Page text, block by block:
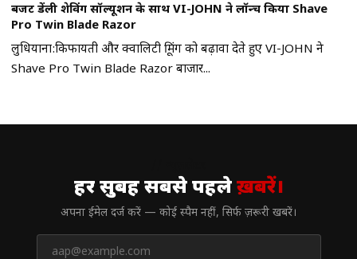
बजट फ्रेंडली शेविंग सॉल्यूशन के साथ VI-JOHN ने लॉन्च किया Shave
Pro Twin Blade Razor
लुधियाना:किफायती और क्वालिटी ग्रूमिंग को बढ़ावा देते हुए VI-JOHN ने
Shave Pro Twin Blade Razor बाजार...
हर सुबह सबसे पहलेख़बरें।
अपना ईमेल दर्ज करें — कोई स्पैम नहीं, सिर्फ ज़रूरी खबरें।